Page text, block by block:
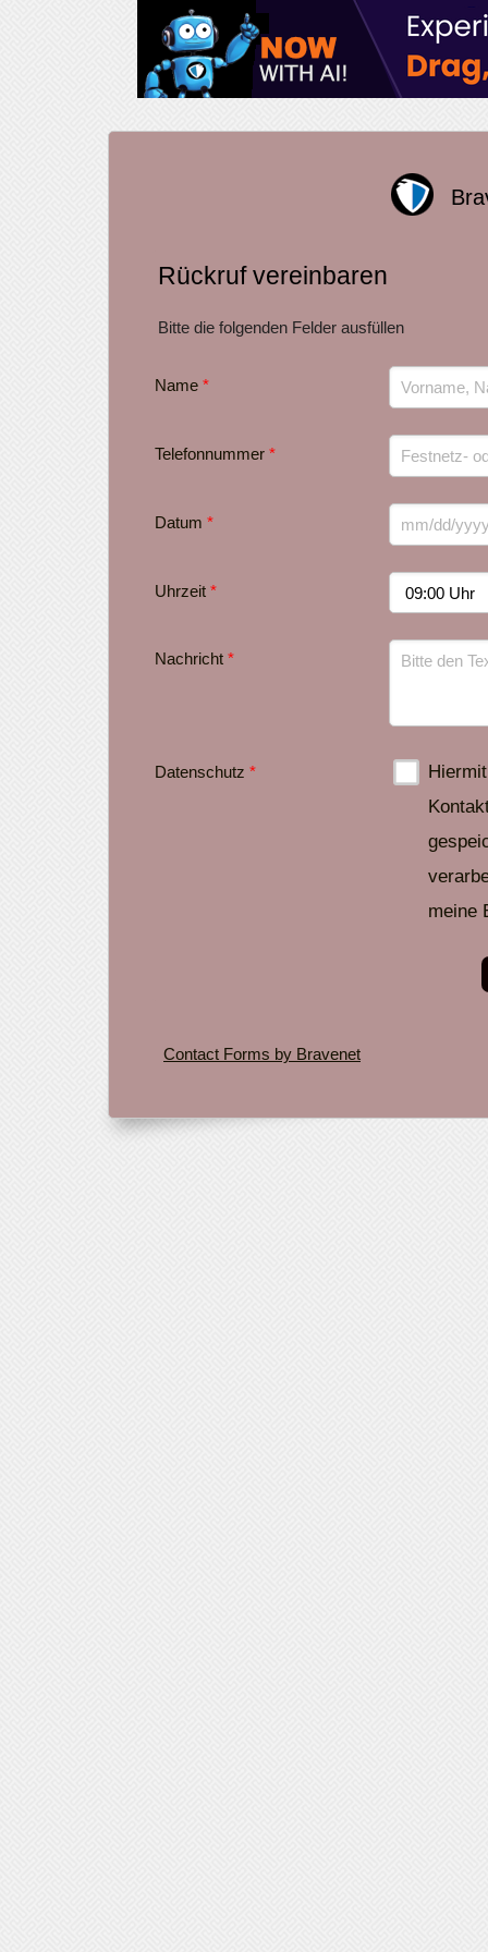
Rückruf vereinbaren
Bitte die folgenden Felder ausfüllen
Name *
Telefonnummer *
Datum *
Uhrzeit *
Nachricht *
Datenschutz *
meine
Contact Forms by Bravenet